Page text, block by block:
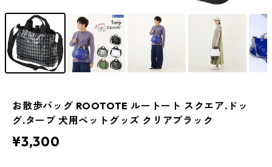
お散歩バッグ ROOTOTE ルートート スクエア.ドッ
グ.タープ 犬用ペットグッズ クリアブラック
¥3,300